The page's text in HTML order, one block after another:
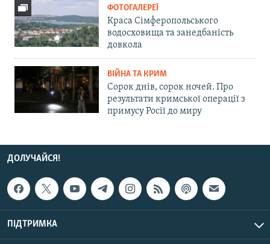
ФОТОГАЛЕРЕЇ
Краса Сімферопольського
водосховища та занедбаність
довкола
ВІЙНА ТА КРИМ
Сорок днів, сорок ночей. Про
результати кримської операції з
примусу Росії до миру
ДОЛУЧАЙСЯ!
ПІДТРИМКА